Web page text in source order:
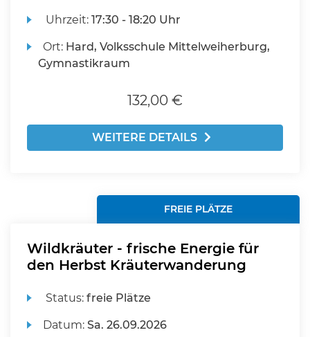
Uhrzeit:17:30 - 18:20 Uhr
Ort: Hard, Volksschule Mittelweiherburg,
Gymnastikraum
132,00 €
WEITERE DETAILS
FREIE PLÄTZE
Wildkräuter - frische Energie für
den Herbst Kräuterwanderung
Status:freie Plätze
Datum:Sa. 26.09.2026